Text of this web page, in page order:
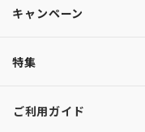
キャンペーン
特集
ご利用ガイド